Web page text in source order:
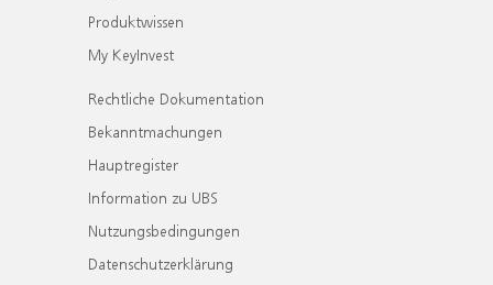
Produktwissen
My KeyInvest
Rechtliche Dokumentation
Bekanntmachungen
Hauptregister
Information zu UBS
Nutzungsbedingungen
Datenschutzerklärung